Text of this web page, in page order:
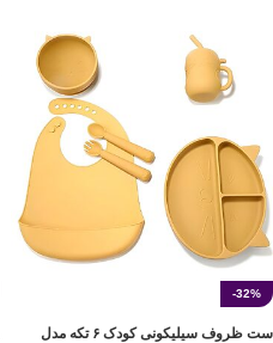
-32%
ست ظروف سیلیکونی کودک ۶ تکه مدل